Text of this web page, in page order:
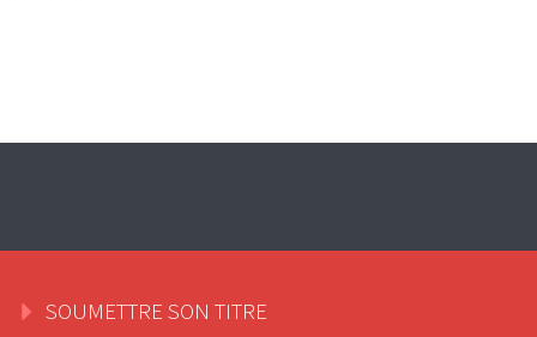
SOUMETTRE SON TITRE